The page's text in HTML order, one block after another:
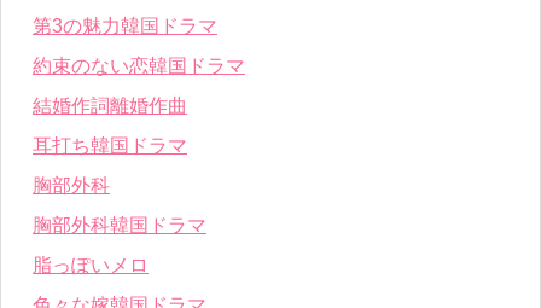
第3の魅力韓国ドラマ
約束のない恋韓国ドラマ
結婚作詞離婚作曲
耳打ち韓国ドラマ
胸部外科
胸部外科韓国ドラマ
脂っぽいメロ